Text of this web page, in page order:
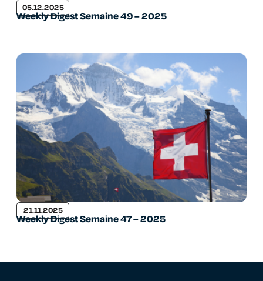
05.12.2025
Weekly Digest Semaine 49 – 2025
21.11.2025
Weekly Digest Semaine 47 – 2025